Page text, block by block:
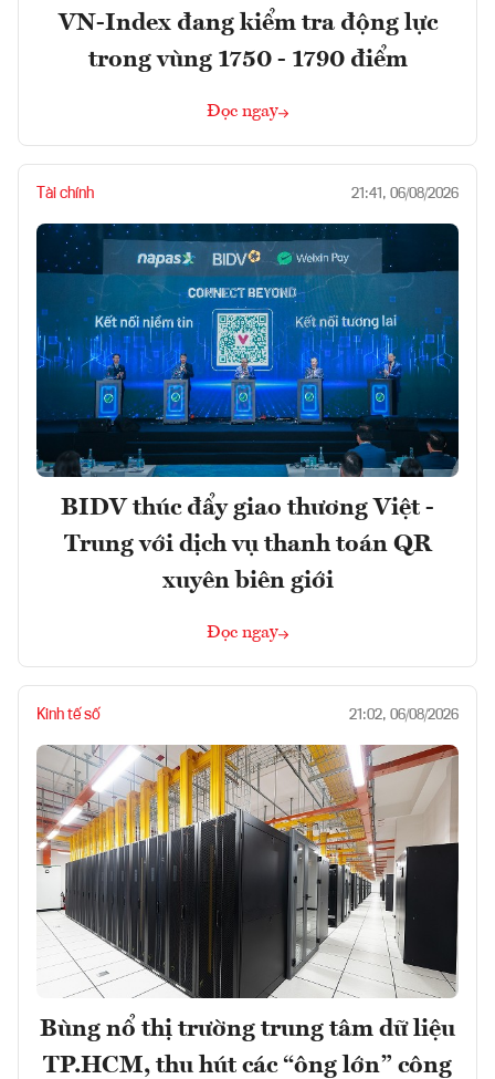
VN-Index đang kiểm tra động lực
trong vùng 1750 - 1790 điểm
Đọc ngay
Tài chính 21:41, 06/08/2026
BIDV thúc đẩy giao thương Việt -
Trung với dịch vụ thanh toán QR
xuyên biên giới
Đọc ngay
Kinh tế số 21:02, 06/08/2026
Bùng nổ thị trường trung tâm dữ liệu
TP.HCM, thu hút các “ông lớn” công